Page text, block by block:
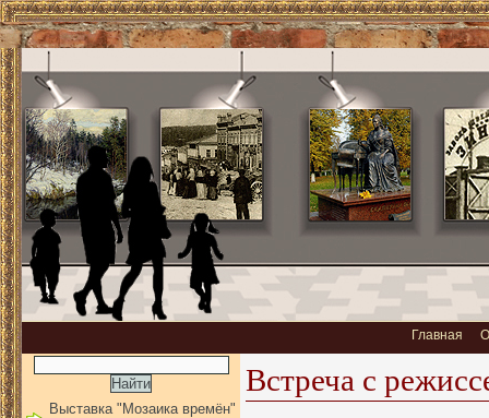
Главная
Выставка "Мозаика времён"
Встреча с